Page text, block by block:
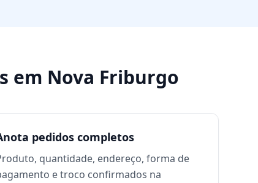
em Nova Friburgo
pedidos completos
quantidade, endereço, forma de
e troco confirmados na